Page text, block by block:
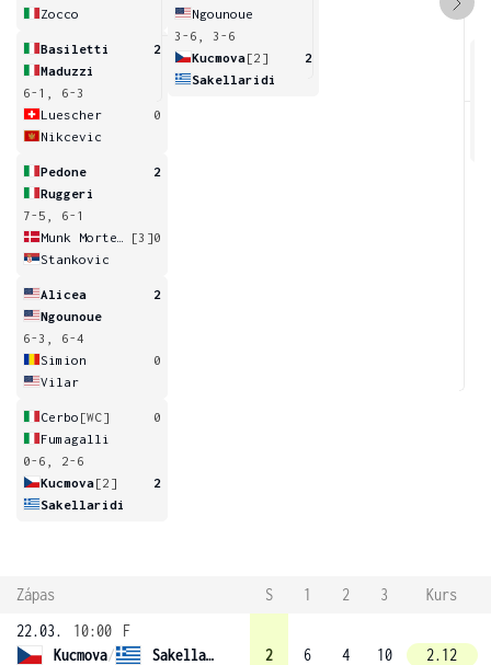
Zocco
Basiletti
2
Maduzzi
6-1, 6-3
Luescher
0
Nikcevic
Pedone
2
Ruggeri
7-5, 6-1
[3]0
Stankovic
Alicea
2
Ngounoue
6-3, 6-4
Simion
0
Vilar
Cerbo [WC]
0
Fumagalli
0-6, 2-6
Kucmova[2]
2
Sakellaridi
Ngounoue
3-6, 3-6
Kucmova[2]
2
Sakellaridi
Zápas S 1 2 3
Kurs
22.03.
10:00
F
Kucmova/
Sakellaridi (2)
2
6
4
10
2.12